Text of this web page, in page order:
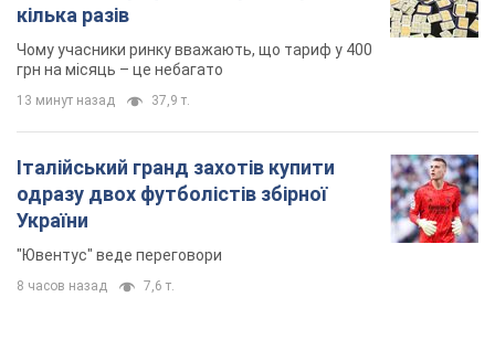
кілька разів
Чому учасники ринку вважають, що тариф у 400
грн на місяць – це небагато
13 минут назад 37,9 т.
Італійський гранд захотів купити
одразу двох футболістів збірної
України
"Ювентус" веде переговори
8 часов назад 7,6 т.